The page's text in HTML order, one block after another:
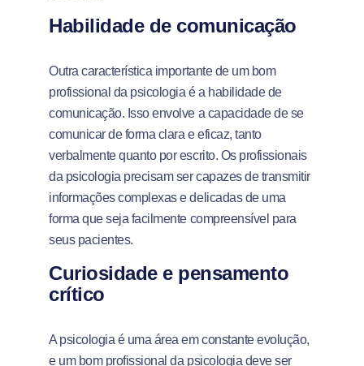
Habilidade de comunicação
Outra característica importante de um bom
profissional da psicologia é a habilidade de
comunicação. Isso envolve a capacidade de se
comunicar de forma clara e eficaz, tanto
verbalmente quanto por escrito. Os profissionais
da psicologia precisam ser capazes de transmitir
informações complexas e delicadas de uma
forma que seja facilmente compreensível para
seus pacientes.
Curiosidade e pensamento
crítico
A psicologia é uma área em constante evolução,
e um bom profissional da psicologia deve ser